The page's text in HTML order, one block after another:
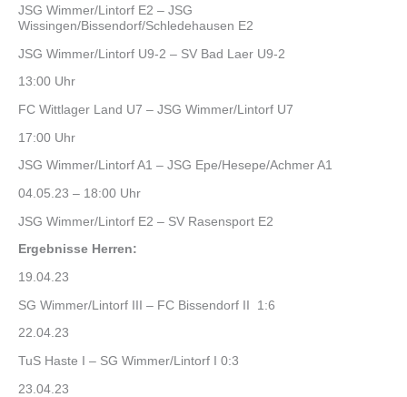
JSG Wimmer/Lintorf E2 – JSG
Wissingen/Bissendorf/Schledehausen E2
JSG Wimmer/Lintorf U9-2 – SV Bad Laer U9-2
13:00 Uhr
FC Wittlager Land U7 – JSG Wimmer/Lintorf U7
17:00 Uhr
JSG Wimmer/Lintorf A1 – JSG Epe/Hesepe/Achmer A1
04.05.23 – 18:00 Uhr
JSG Wimmer/Lintorf E2 – SV Rasensport E2
Ergebnisse Herren:
19.04.23
SG Wimmer/Lintorf III – FC Bissendorf II 1:6
22.04.23
TuS Haste I – SG Wimmer/Lintorf I 0:3
23.04.23